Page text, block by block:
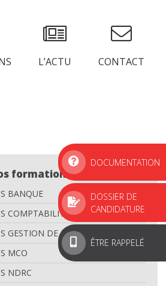
L’ACTU CONTACT
DOCUMENTATION
DOSSIER DE
CANDIDATURE
ÊTRE RAPPELÉ
formations
BANQUE
COMPTABILITÉ GESTION
GESTION DE LA PME
MCO
NDRC